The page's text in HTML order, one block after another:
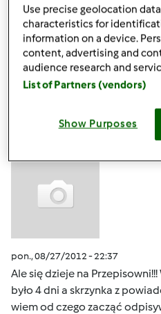
Mixi!
Góra
Zalogujlub
pon., 08/27/2012 - 22:37
Ale się dzieje na
było 4 dni a skrzynka z
wiem od czego zacząć
Use precise geolocation
characteristics for
information on a device.
content, advertising and
audience research and
List of Partners (vendors)
Show Purposes